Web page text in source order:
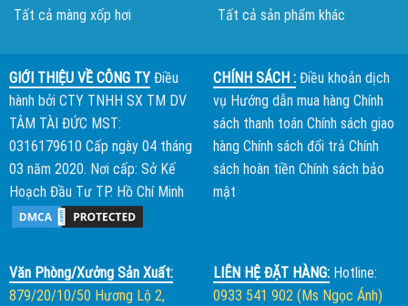
Tất cả màng xốp hơi Tất cả sản phẩm khác
GIỚI THIỆU VỀ CÔNG TYĐiều
hành bởi CTY TNHH SX TM DV
TÂM TÀI ĐỨC MST:
0316179610 Cấp ngày 04 tháng
03 năm 2020. Nơi cấp: Sở Kế
Hoạch Đầu Tư TP. Hồ Chí Minh
CHÍNH SÁCH : Điều khoản dịch
vụ Hướng dẫn mua hàng Chính
sách thanh toán Chính sách giao
hàng Chính sách đổi trả Chính
sách hoàn tiền Chính sách bảo
mật
Văn Phòng/Xưởng Sản Xuất:
879/20/10/50 Hương Lộ 2,
LIÊN HỆ ĐẶT HÀNG:Hotline:
0933 541 902 (Ms Ngọc Ánh)